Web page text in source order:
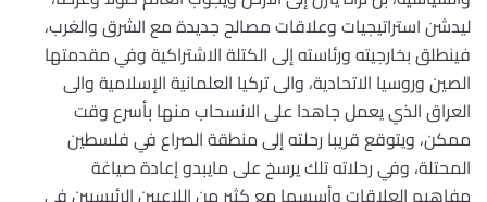
ليدشن استراتيجيات وعلاقات مصالح جديدة مع الشرق والغرب،
فينطلق بخارجيته ورئاسته إلى الكتلة الاشتراكية وفي مقدمتها
الصين وروسيا الاتحادية، والى تركيا العلمانية الإسلامية والى
العراق الذي يعمل جاهدا على الانسحاب منها بأسرع وقت
ممكن، ويتوقع قريبا رحلته إلى منطقة الصراع في فلسطين
المحتلة، وفي رحلاته تلك يرسخ على مايبدو إعادة صياغة